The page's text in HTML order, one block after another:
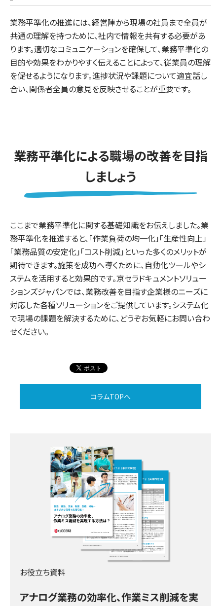
業務平準化の推進には、経営陣から現場の社員まで全員が
共通の理解を持つために、社内で情報を共有する必要があ
ります。適切なコミュニケーションを確保して、業務平準化の
目的や効果をわかりやすく伝えることによって、従業員の理解
を促せるようになります。進捗状況や課題について適宜話し
合い、関係者全員の意見を反映させることが重要です。
業務平準化による職場の改善を目指
しましょう
ここまで業務平準化に関する基礎知識をお伝えしました。業
務平準化を推進すると、「作業負荷の均一化」「生産性向上」
「業務品質の安定化」「コスト削減」といった多くのメリットが
期待できます。施策を成功へ導くために、自動化ツールやシ
ステムを活用すると効果的です。京セラドキュメントソリュー
ションズジャパンでは、業務改善を目指す企業様のニーズに
対応した各種ソリューションをご提供しています。システム化
で現場の課題を解決するために、どうぞお気軽にお問い合わ
せください。
コラムTOPへ
お役立ち資料
アナログ業務の効率化、作業ミス削減を実